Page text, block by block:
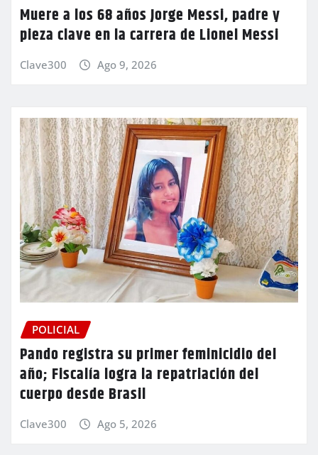
Muere a los 68 años Jorge Messi, padre y
pieza clave en la carrera de Lionel Messi
Clave300 Ago 9, 2026
POLICIAL
Pando registra su primer feminicidio del
año; Fiscalía logra la repatriación del
cuerpo desde Brasil
Clave300 Ago 5, 2026